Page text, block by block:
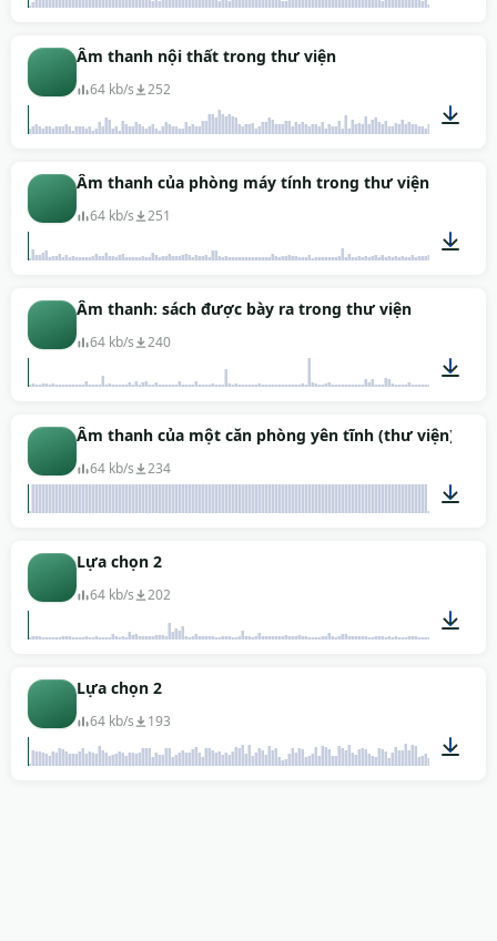
Âm thanh nội thất trong thư viện
64 kb/s 252
00:21
Âm thanh của phòng máy tính trong thư viện
64 kb/s 251
Âm thanh: sách được bày ra trong thư viện
64 kb/s 240
00:25
Âm thanh của một căn phòng yên tĩnh (thư viện), nơi
64 kb/s 234
Lựa chọn 2
64 kb/s 202
Lựa chọn 2
64 kb/s 193